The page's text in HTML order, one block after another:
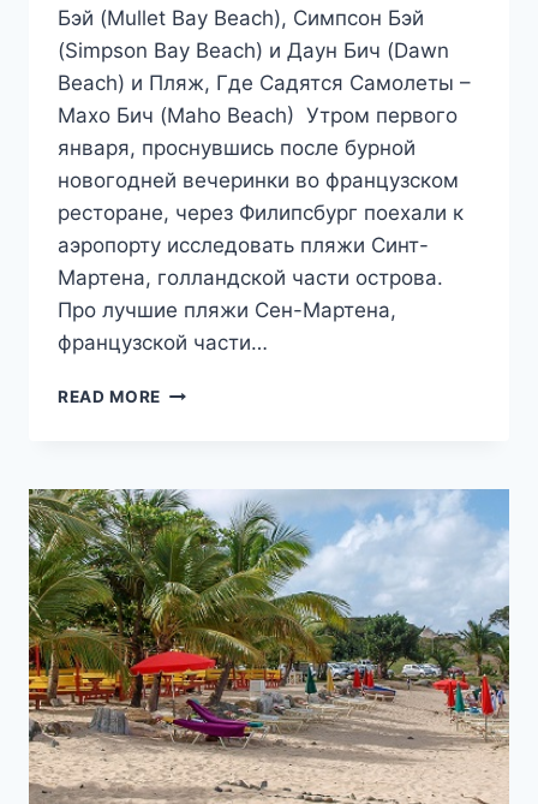
Бэй (Mullet Bay Beach), Симпсон Бэй
(Simpson Bay Beach) и Даун Бич (Dawn
Beach) и Пляж, Где Садятся Самолеты –
Махо Бич (Maho Beach) Утром первого
января, проснувшись после бурной
новогодней вечеринки во французском
ресторане, через Филипсбург поехали к
аэропорту исследовать пляжи Синт-
Мартена, голландской части острова.
Про лучшие пляжи Сен-Мартена,
французской части…
READ MORE ЛУЧШИЕ
(ГОЛЛАНДСКАЯ
ЧАСТЬ
ОСТРОВА)